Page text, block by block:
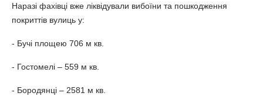
Наразі фахівці вже ліквідували вибоїни та пошкодження
покриттів вулиць у:
- Бучі площею 706 м кв.
- Гостомелі – 559 м кв.
- Бородянці – 2581 м кв.